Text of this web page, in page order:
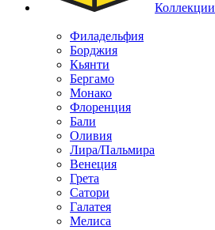
Коллекции
Филадельфия
Борджия
Кьянти
Бергамо
Монако
Флоренция
Бали
Оливия
Лира/Пальмира
Венеция
Грета
Сатори
Галатея
Мелиса